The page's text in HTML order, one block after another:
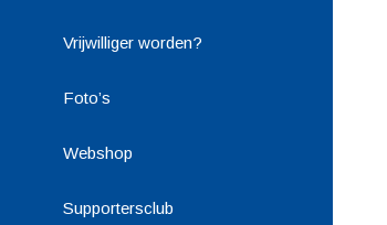
Vrijwilliger worden?
Foto’s
Webshop
Supportersclub